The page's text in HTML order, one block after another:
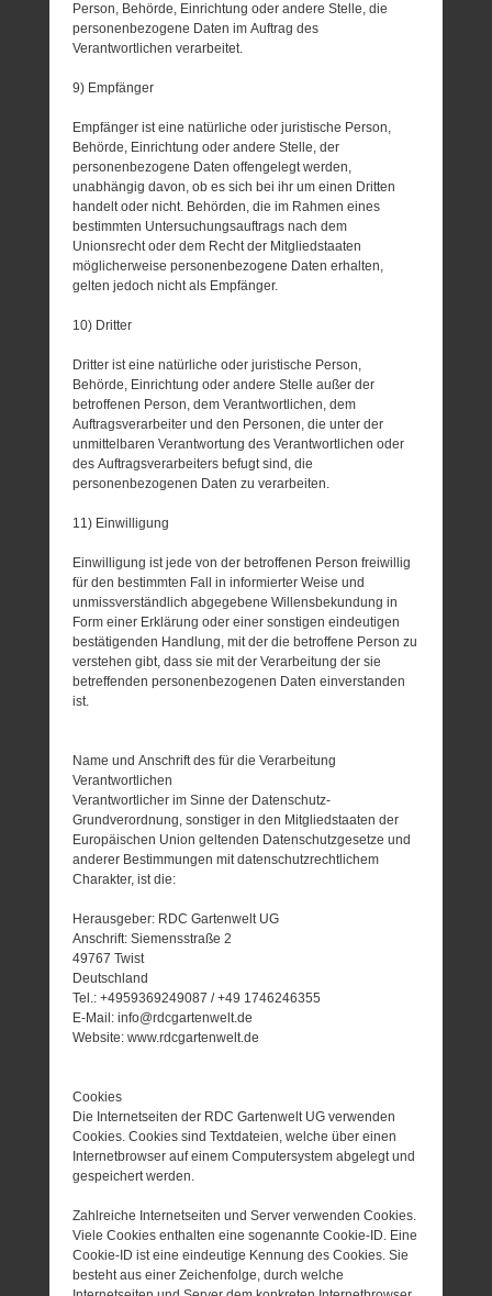
Person, Behörde, Einrichtung oder andere Stelle, die
personenbezogene Daten im Auftrag des
Verantwortlichen verarbeitet.
9) Empfänger
Empfänger ist eine natürliche oder juristische Person,
Behörde, Einrichtung oder andere Stelle, der
personenbezogene Daten offengelegt werden,
unabhängig davon, ob es sich bei ihr um einen Dritten
handelt oder nicht. Behörden, die im Rahmen eines
bestimmten Untersuchungsauftrags nach dem
Unionsrecht oder dem Recht der Mitgliedstaaten
möglicherweise personenbezogene Daten erhalten,
gelten jedoch nicht als Empfänger.
10) Dritter
Dritter ist eine natürliche oder juristische Person,
Behörde, Einrichtung oder andere Stelle außer der
betroffenen Person, dem Verantwortlichen, dem
Auftragsverarbeiter und den Personen, die unter der
unmittelbaren Verantwortung des Verantwortlichen oder
des Auftragsverarbeiters befugt sind, die
personenbezogenen Daten zu verarbeiten.
11) Einwilligung
Einwilligung ist jede von der betroffenen Person freiwillig
für den bestimmten Fall in informierter Weise und
unmissverständlich abgegebene Willensbekundung in
Form einer Erklärung oder einer sonstigen eindeutigen
bestätigenden Handlung, mit der die betroffene Person zu
verstehen gibt, dass sie mit der Verarbeitung der sie
betreffenden personenbezogenen Daten einverstanden
ist.
Name und Anschrift des für die Verarbeitung
Verantwortlichen
Verantwortlicher im Sinne der Datenschutz-
Grundverordnung, sonstiger in den Mitgliedstaaten der
Europäischen Union geltenden Datenschutzgesetze und
anderer Bestimmungen mit datenschutzrechtlichem
Charakter, ist die:
Herausgeber: RDC Gartenwelt UG
Anschrift: Siemensstraße 2
49767 Twist
Deutschland
Tel.: +4959369249087 / +49 1746246355
E-Mail: info@rdcgartenwelt.de
Website: www.rdcgartenwelt.de
Cookies
Die Internetseiten der RDC Gartenwelt UG verwenden
Cookies. Cookies sind Textdateien, welche über einen
Internetbrowser auf einem Computersystem abgelegt und
gespeichert werden.
Zahlreiche Internetseiten und Server verwenden Cookies.
Viele Cookies enthalten eine sogenannte Cookie-ID. Eine
Cookie-ID ist eine eindeutige Kennung des Cookies. Sie
besteht aus einer Zeichenfolge, durch welche